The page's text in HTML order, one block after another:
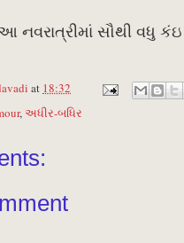
નવરાત્રીમાં સૌથી વધુ
at 18:32
,અધીર-બધિર